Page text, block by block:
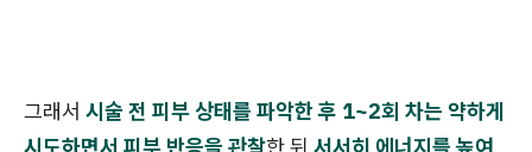
그래서 시술 전 피부 상태를 파악한 후 1~2회 차는 약하게
시도하면서 피부 반응을 관찰한 뒤 서서히 에너지를 높여